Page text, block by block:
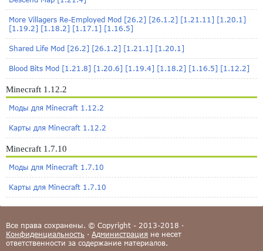
More Villagers Re-Employed Mod [26.2] [26.1.2] [1.21.11] [1.20.1]
[1.19.2] [1.18.2] [1.17.1] [1.16.5]
Shared Life Mod [26.2] [26.1.2] [1.21.1] [1.20.1]
Blood Bits Mod [1.21.8] [1.20.6] [1.19.4] [1.18.2] [1.16.5] [1.12.2]
Minecraft 1.12.2
Моды для Minecraft 1.12.2
Карты для Minecraft 1.12.2
Minecraft 1.7.10
Моды для Minecraft 1.7.10
Карты для Minecraft 1.7.10
Все права сохранены. © Copyright - 2013-2018 ·
Конфиденциальность · Администрация не несет
ответственности за содержание материалов.